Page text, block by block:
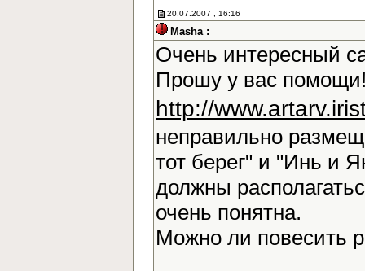
20.07.2007 , 16:16
Masha :
Очень интересный
Прошу у вас
http://
неправильно
тот берег" и "Инь и
должны
очень понятна.
Можно ли повесить